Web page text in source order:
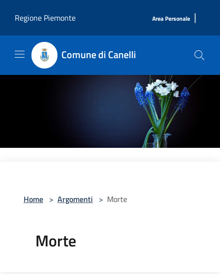
Regione Piemonte
Area Personale |
Comune di Canelli
Home > Argomenti > Morte
Morte